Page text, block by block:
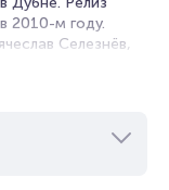
которого
концертный тур.
названием
2010-м году.
Селезнёв,
Агафонов.
и 7 мини-